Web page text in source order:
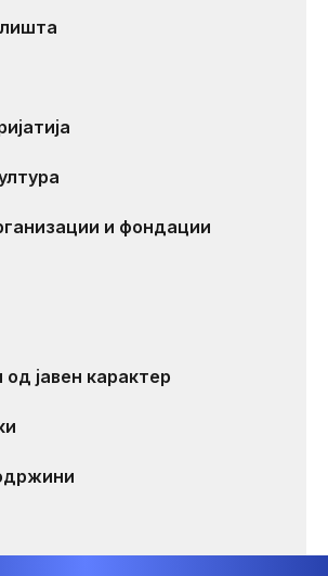
и фондации
јавен карактер